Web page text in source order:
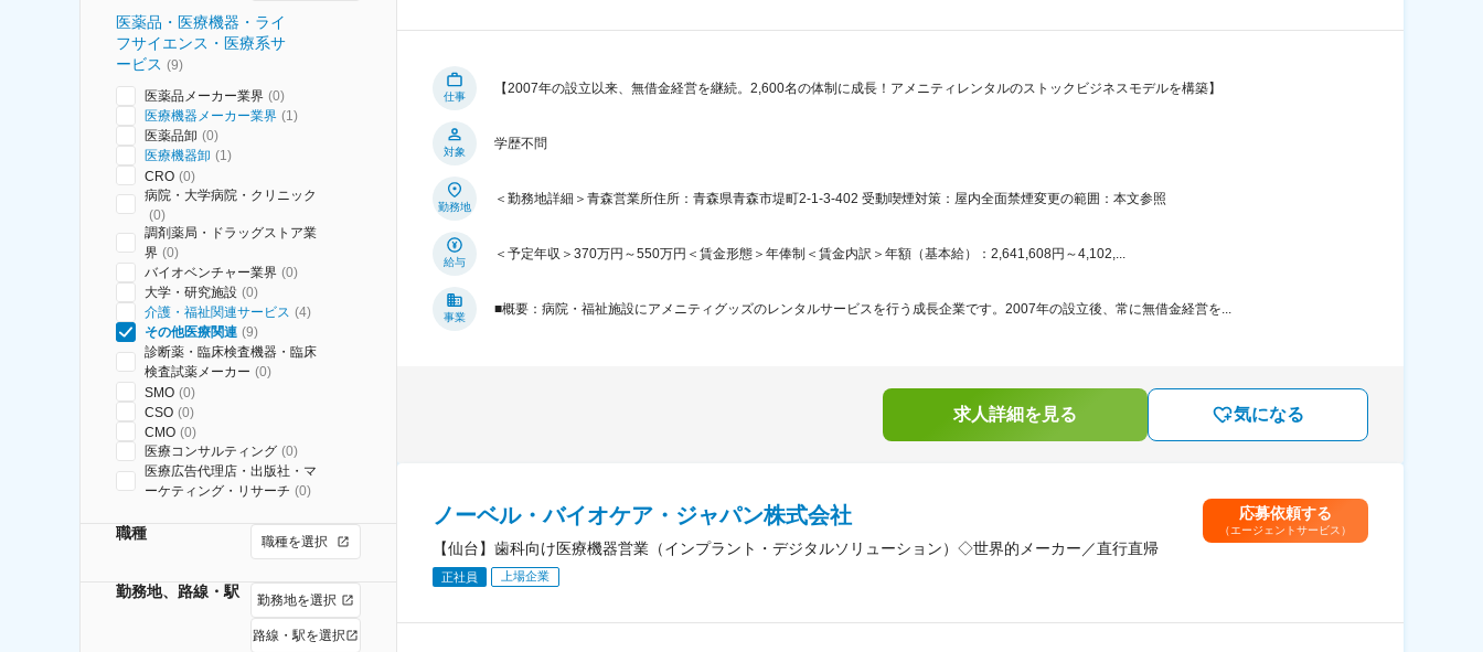
医薬品・医療機器・ライ
フサイエンス・医療系サ
ービス (9)
医薬品メーカー業界 (0)
医療機器メーカー業界 (1)
医薬品卸 (0)
医療機器卸 (1)
CRO (0)
病院・大学病院・クリニック
(0)
調剤薬局・ドラッグストア業
界 (0)
バイオベンチャー業界 (0)
大学・研究施設 (0)
介護・福祉関連サービス (4)
その他医療関連 (9)
診断薬・臨床検査機器・臨床
検査試薬メーカー (0)
SMO (0)
CSO (0)
CMO (0)
医療コンサルティング (0)
医療広告代理店・出版社・マ
ーケティング・リサーチ (0)
職種 職種を選択
勤務地、路線・駅 勤務地を選択
路線・駅を選択
仕事
【2007年の設立以来、無借金経営を継続。2,600名の体制に成長！アメニティレンタルのストックビジネスモデルを構築】
対象
学歴不問
勤務地
＜勤務地詳細＞青森営業所住所：青森県青森市堤町2-1-3-402 受動喫煙対策：屋内全面禁煙変更の範囲：本文参照
給与
＜予定年収＞370万円～550万円＜賃金形態＞年俸制＜賃金内訳＞年額（基本給）：2,641,608円～4,102,...
事業
■概要：病院・福祉施設にアメニティグッズのレンタルサービスを行う成長企業です。2007年の設立後、常に無借金経営を...
求人詳細を見る 気になる
ノーベル・バイオケア・ジャパン株式会社
【仙台】歯科向け医療機器営業（インプラント・デジタルソリューション）◇世界的メーカー／直行直帰
正社員 上場企業
応募依頼する
（エージェントサービス）